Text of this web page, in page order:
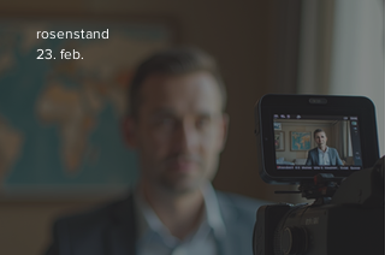
rosenstand
23. feb.